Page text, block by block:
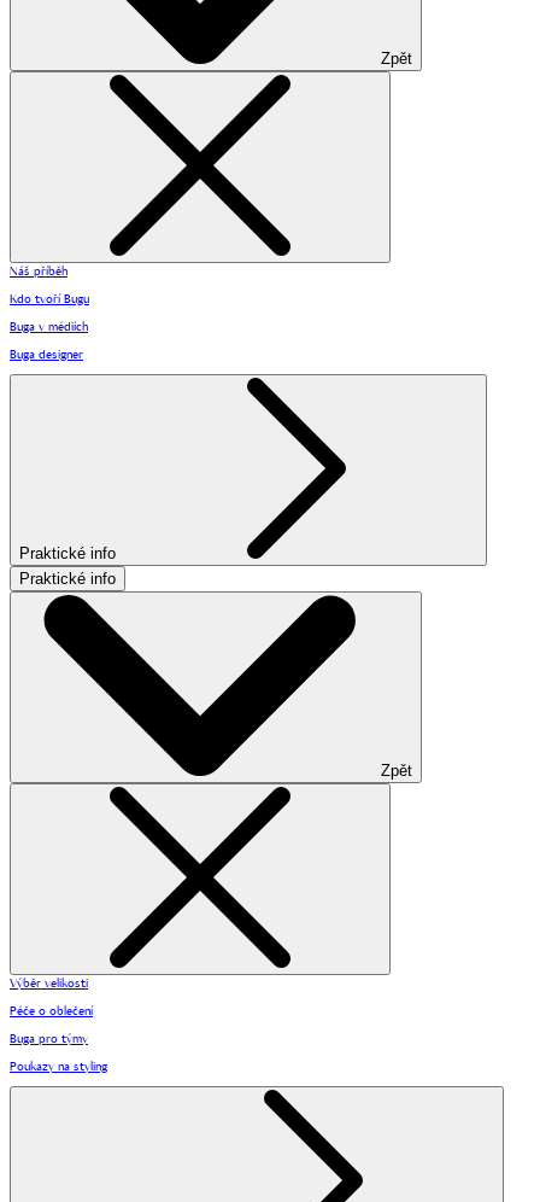
Zpět
Náš příběh
Kdo tvoří Bugu
Buga v médiích
Buga designer
Praktické info
Praktické info
Zpět
Výběr velikosti
Péče o oblečení
Buga pro týmy
Poukazy na styling